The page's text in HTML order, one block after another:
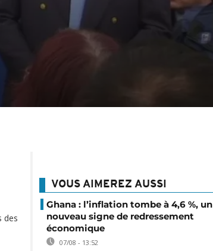
des
VOUS AIMEREZ AUSSI
Ghana : l’inflation tombe à 4,6 %, un
nouveau signe de redressement
économique
07/08 - 13:52